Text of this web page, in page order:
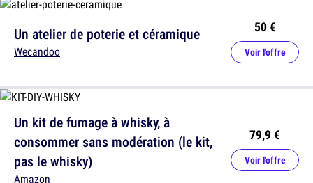
Un atelier de poterie et céramique
Wecandoo
50 €
Voir l'offre
Un kit de fumage à whisky, à
consommer sans modération (le kit,
pas le whisky)
Amazon
79,9 €
Voir l'offre